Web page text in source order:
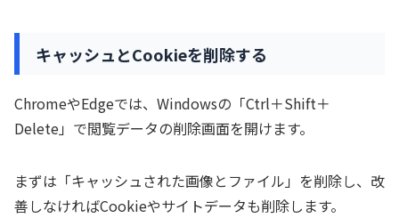
キャッシュとCookieを削除する
ChromeやEdgeでは、Windowsの「Ctrl＋Shift＋
Delete」で閲覧データの削除画面を開けます。
まずは「キャッシュされた画像とファイル」を削除し、改
善しなければCookieやサイトデータも削除します。